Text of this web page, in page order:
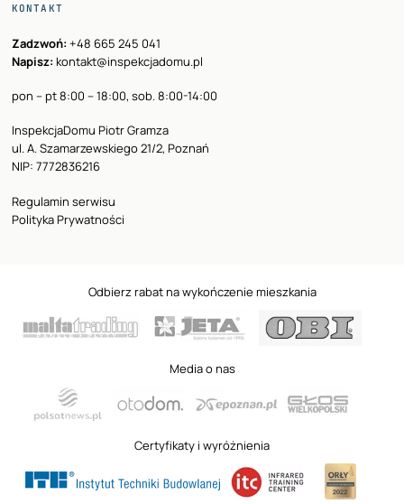
KONTAKT
Zadzwoń: +48 665 245 041
Napisz: kontakt@inspekcjadomu.pl
pon – pt 8:00 – 18:00, sob. 8:00-14:00
InspekcjaDomu Piotr Gramza
ul. A. Szamarzewskiego 21/2, Poznań
NIP: 7772836216
Regulamin serwisu
Polityka Prywatności
Odbierz rabat na wykończenie mieszkania
Media o nas
Certyfikaty i wyróżnienia